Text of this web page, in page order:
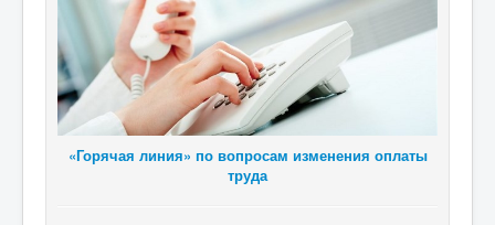
«Горячая линия» по вопросам изменения оплаты
труда